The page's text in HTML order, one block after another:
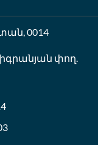
0014
փող.